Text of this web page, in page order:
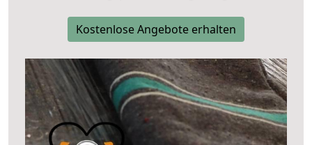
Kostenlose Angebote erhalten